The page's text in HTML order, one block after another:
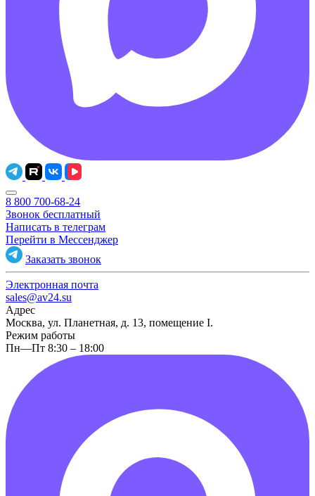
8 800 700-68-24
Звонок бесплатный
Написать в телеграм
Перейти в Мессенджер
Заказать звонок
Электронная почта
sales@av24.su
Адрес
Москва, ул. Планетная, д. 13, помещение I.
Режим работы
Пн—Пт 8:30 – 18:00